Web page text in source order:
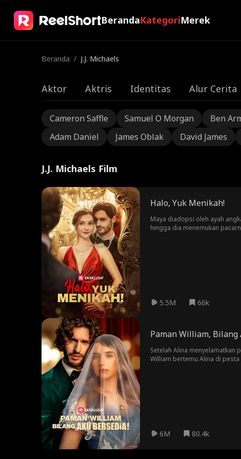
BerandaKategoriMerek
Beranda / J.J. Michaels
Aktor Aktris Identitas Alur Cerita
Cameron Saffle Samuel O Morgan Ben
Adam Daniel
James Oblak David James
J.J. Michaels Film
Halo, Yuk Menikah!
Maya diadopsi oleh ayah
hingga dia menemukan
5.5M 66k
Paman William, Bilang
Setelah Alina menyelamatkan
William bertemu Alina di
6M 80.4k